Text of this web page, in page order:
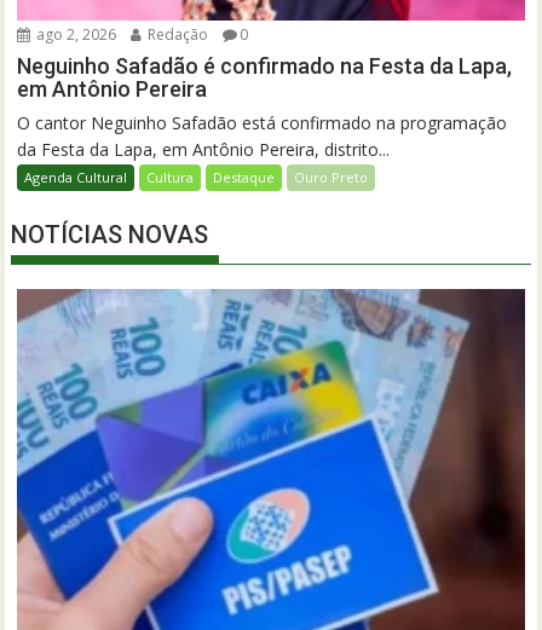
ago 2, 2026 Redação 0
Neguinho Safadão é confirmado na Festa da Lapa,
em Antônio Pereira
O cantor Neguinho Safadão está confirmado na programação
da Festa da Lapa, em Antônio Pereira, distrito...
Agenda Cultural Cultura Destaque Ouro Preto
NOTÍCIAS NOVAS